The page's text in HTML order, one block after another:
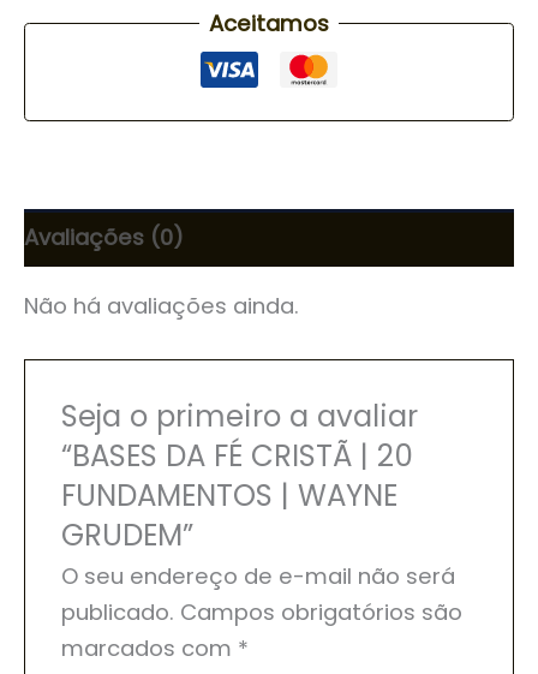
Aceitamos
Avaliações (0)
Não há avaliações ainda.
Seja o primeiro a avaliar
“BASES DA FÉ CRISTÃ | 20
FUNDAMENTOS | WAYNE
GRUDEM”
O seu endereço de e-mail não será
publicado. Campos obrigatórios são
marcados com *